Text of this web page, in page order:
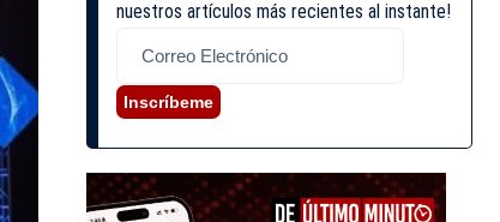
nuestros artículos más recientes al instante!
Inscríbeme